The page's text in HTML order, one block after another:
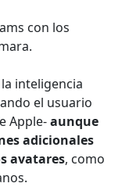
con los
inteligencia
el usuario
Apple-aunque
adicionales
avatares, como